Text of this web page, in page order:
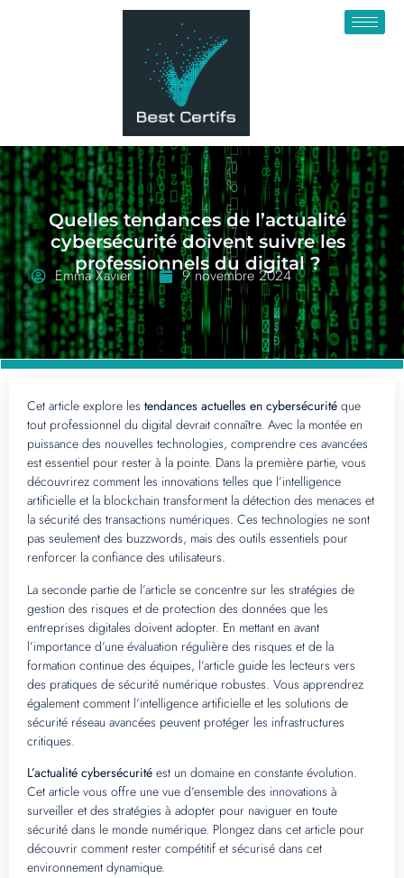
Quelles tendances de l’actualité
cybersécurité doivent suivre les
professionnels du digital ?
Emma Xavier 9 novembre 2024
Cet article explore les tendances actuelles en cybersécurité que
tout professionnel du digital devrait connaître. Avec la montée en
puissance des nouvelles technologies, comprendre ces avancées
est essentiel pour rester à la pointe. Dans la première partie, vous
découvrirez comment les innovations telles que l’intelligence
artificielle et la blockchain transforment la détection des menaces et
la sécurité des transactions numériques. Ces technologies ne sont
pas seulement des buzzwords, mais des outils essentiels pour
renforcer la confiance des utilisateurs.
La seconde partie de l’article se concentre sur les stratégies de
gestion des risques et de protection des données que les
entreprises digitales doivent adopter. En mettant en avant
l’importance d’une évaluation régulière des risques et de la
formation continue des équipes, l’article guide les lecteurs vers
des pratiques de sécurité numérique robustes. Vous apprendrez
également comment l’intelligence artificielle et les solutions de
sécurité réseau avancées peuvent protéger les infrastructures
critiques.
L’actualité cybersécurité est un domaine en constante évolution.
Cet article vous offre une vue d’ensemble des innovations à
surveiller et des stratégies à adopter pour naviguer en toute
sécurité dans le monde numérique. Plongez dans cet article pour
découvrir comment rester compétitif et sécurisé dans cet
environnement dynamique.